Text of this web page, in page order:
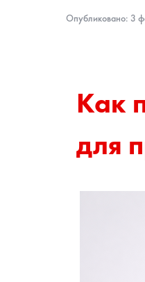
Опубликовано: 3
Как
для